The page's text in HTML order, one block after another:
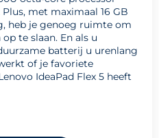
met maximaal 16 GB
heb je genoeg ruimte om
te slaan. En als u
batterij u urenlang
of je favoriete
IdeaPad Flex 5 heeft